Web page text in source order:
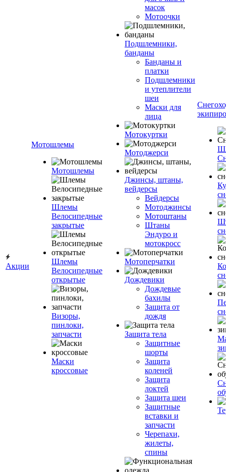
Акции
Мотошлемы
Мотошлемы
Шлемы
Велосипедные
закрытые
Шлемы
Велосипедные
открытые
Визоры,
пинлоки,
запчасти
Маски
кроссовые
масок
Мотоочки
Подшлемники,
банданы
Банданы и
платки
Подшлемники
и утеплители
шеи
Маски для
лица
Мотокуртки
Мотоджерси
Джинсы, штаны,
вейдерсы
Вейдерсы
Мотоджинсы
Мотоштаны
Штаны
Эндуро и
мотокросс
Мотоперчатки
Дождевики
Дождевые
бахилы
Защита от
дождя
Защита тела
Защитные
шорты
Защита
коленей
Защита
локтей
Защита шеи
Защитные
вставки и
запчасти
Черепахи,
жилеты,
спины